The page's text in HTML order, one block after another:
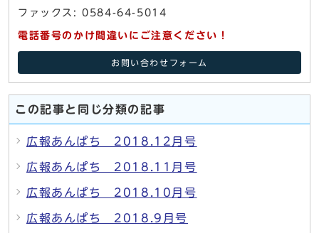
ファックス: 0584-64-5014
電話番号のかけ間違いにご注意ください！
お問い合わせフォーム
この記事と同じ分類の記事
広報あんぱち 2018.12月号
広報あんぱち 2018.11月号
広報あんぱち 2018.10月号
広報あんぱち 2018.9月号